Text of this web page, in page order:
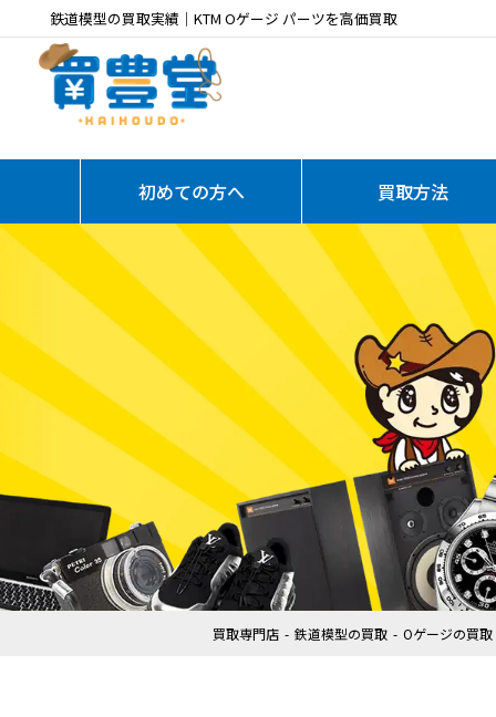
鉄道模型の買取実績｜KTM Oゲージ パーツを高価買取
初めての方へ 買取方法
買取専門店 鉄道模型の買取 Oゲージの買取